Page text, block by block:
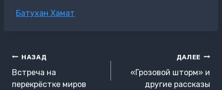
Метки
Батухан Хамат
Навигация
по
записям
НАЗАД
Встреча на
перекрёстке миров
ДАЛЕЕ
«Грозовой шторм» и
другие рассказы